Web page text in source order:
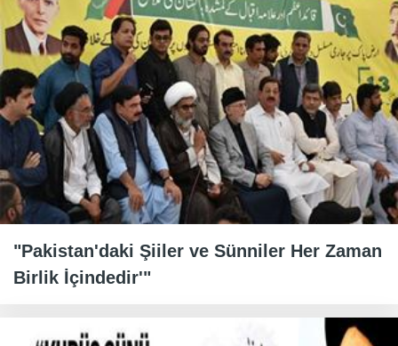
"Pakistan'daki Şiiler ve Sünniler Her Zaman
Birlik İçindedir'"